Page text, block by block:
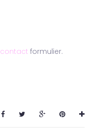
contact formulier.